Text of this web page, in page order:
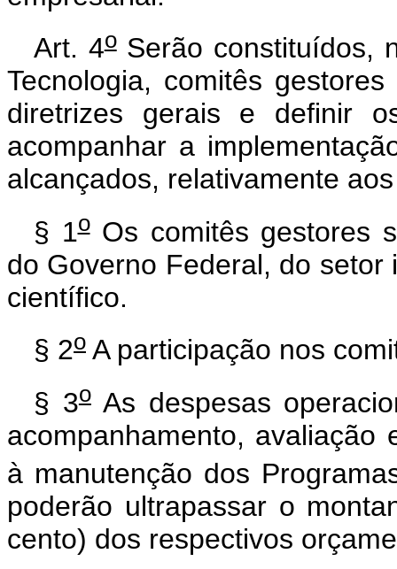
Art. 4oSerão constituídos,
Tecnologia, comitês
diretrizes gerais e definir
acompanhar a
alcançados, relativamente
§ 1oOs comitês gestores
do Governo Federal, do
científico.
§ 2o A participação nos
§ 3oAs despesas
acompanhamento, avaliação
à manutenção dos
poderão ultrapassar o
cento) dos respectivos